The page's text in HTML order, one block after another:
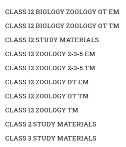
CLASS 12 BIOLOGY ZOOLOGY OT EM
CLASS 12 BIOLOGY ZOOLOGY OT TM
CLASS 12 STUDY MATERIALS
CLASS 12 ZOOLOGY 2-3-5 EM
CLASS 12 ZOOLOGY 2-3-5 TM
CLASS 12 ZOOLOGY OT EM
CLASS 12 ZOOLOGY OT TM
CLASS 12 ZOOLOGY TM
CLASS 2 STUDY MATERIALS
CLASS 3 STUDY MATERIALS